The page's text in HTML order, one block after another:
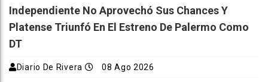
Independiente No Aprovechó Sus Chances Y
Platense Triunfó En El Estreno De Palermo Como
DT
Diario De Rivera 08 Ago 2026